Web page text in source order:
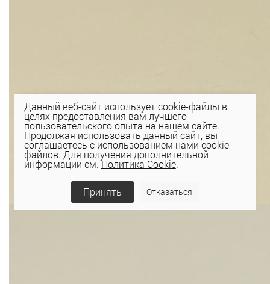
Данный веб-сайт использует cookie-файлы в
целях предоставления вам лучшего
пользовательского опыта на нашем сайте.
Продолжая использовать данный сайт, вы
соглашаетесь с использованием нами cookie-
файлов. Для получения дополнительной
информации см.Политика Cookie.
Принять Отказаться